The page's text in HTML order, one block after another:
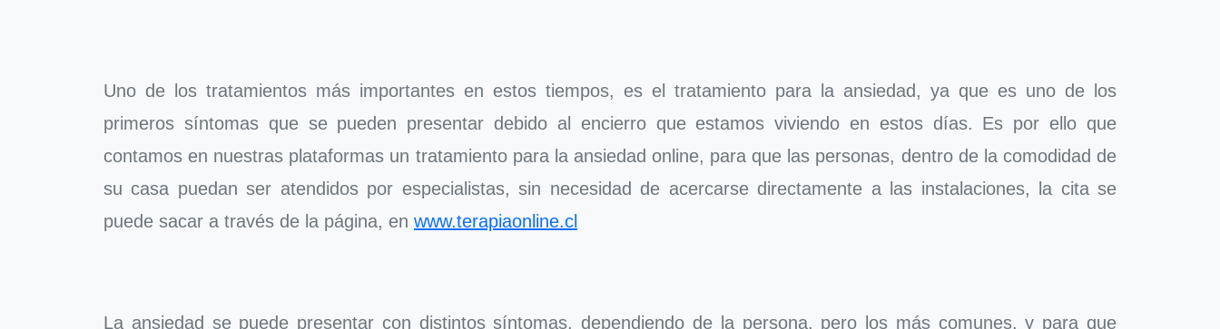
Uno de los tratamientos más importantes en estos tiempos, es el tratamiento para la ansiedad, ya que es uno de los
primeros síntomas que se pueden presentar debido al encierro que estamos viviendo en estos días. Es por ello que
contamos en nuestras plataformas un tratamiento para la ansiedad online, para que las personas, dentro de la comodidad de
su casa puedan ser atendidos por especialistas, sin necesidad de acercarse directamente a las instalaciones, la cita se
puede sacar a través de la página, en www.terapiaonline.cl
La ansiedad se puede presentar con distintos síntomas, dependiendo de la persona, pero los más comunes, y para que